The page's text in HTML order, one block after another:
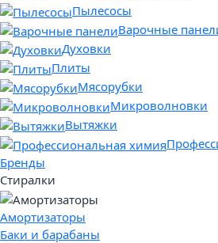
Пылесосы
Варочные
Духовки
Плиты
Мясорубки
Микроволновки
Вытяжки
Бренды
Стиралки
Амортизаторы
Баки и барабаны